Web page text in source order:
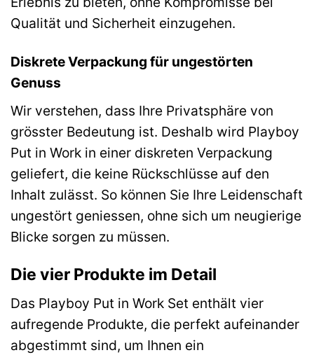
Qualität und Sicherheit einzugehen.
Diskrete Verpackung für ungestörten
Genuss
Wir verstehen, dass Ihre Privatsphäre von
grösster Bedeutung ist. Deshalb wird Playboy
Put in Work in einer diskreten Verpackung
geliefert, die keine Rückschlüsse auf den
Inhalt zulässt. So können Sie Ihre Leidenschaft
ungestört geniessen, ohne sich um neugierige
Blicke sorgen zu müssen.
Die vier Produkte im Detail
Das Playboy Put in Work Set enthält vier
aufregende Produkte, die perfekt aufeinander
abgestimmt sind, um Ihnen ein